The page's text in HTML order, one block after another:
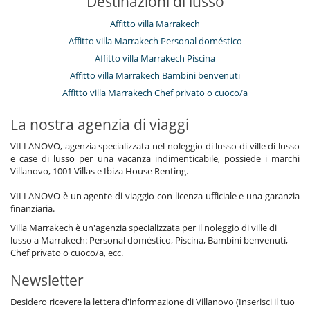
The matrass was for some of us a bit to hard but that's also
27/04/2013 - 04/05/2013 8.9
Sa superficie, sa décoration raffinée , son personnel très
disponible et très agréable , son jardin avec ces recoins
Piste d'accès à la villa
Thierry Q. 16/05/2012 - 20/05/2012 9.7
Pas d'internet comme annoncé .
Daniel K. 21/04/2012 - 27/04/2012 8.0
Merci pour ce séjour très agréable et pour toutes les facilities que
vous nous avez proposés. La maison était très belle et très
Affitto villa Marrakech
Affitto villa Marrakech Personal doméstico
Affitto villa Marrakech Piscina
Affitto villa Marrakech Bambini benvenuti
Affitto villa Marrakech Chef privato o cuoco/a
La nostra agenzia di viaggi
VILLANOVO, agenzia specializzata nel noleggio di lusso di ville di lusso
e case di lusso per una vacanza indimenticabile, possiede i marchi
Villanovo, 1001 Villas e Ibiza House Renting.
VILLANOVO è un agente di viaggio con licenza ufficiale e una garanzia
finanziaria.
Villa Marrakech è un'agenzia specializzata per il noleggio di ville di
lusso a Marrakech: Personal doméstico, Piscina, Bambini benvenuti,
Chef privato o cuoco/a, ecc.
Newsletter
Desidero ricevere la lettera d'informazione di Villanovo (Inserisci il tuo